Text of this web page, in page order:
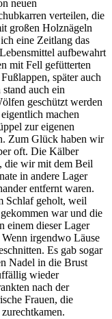
neuen
verteilen, die
großen Holznägeln
eine Zeitlang das
aufbewahrt
mit Fell gefütterten
später auch
auch ein
geschützt werden
machen
zur eigenen
Zum Glück haben wir
oft. Die Kälber
die wir mit dem Beil
in andere Lager
entfernt waren.
Schlaf geholt, weil
war und die
einem dieser Lager
Wenn irgendwo Läuse
Es gab sogar
Nadel in die Brust
wieder
nach der
Frauen, die